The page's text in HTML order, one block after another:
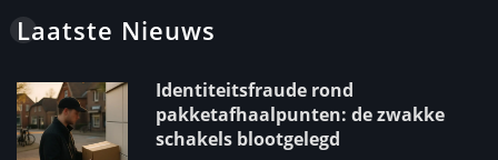
Laatste Nieuws
Identiteitsfraude rond
pakketafhaalpunten: de zwakke
schakels blootgelegd